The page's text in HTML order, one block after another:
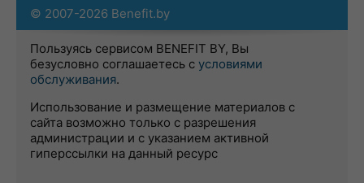
© 2007-2026 Benefit.by
Пользуясь сервисом BENEFIT BY, Вы
безусловно соглашаетесь с условиями
обслуживания.
Использование и размещение материалов с
сайта возможно только с разрешения
администрации и с указанием активной
гиперссылки на данный ресурс